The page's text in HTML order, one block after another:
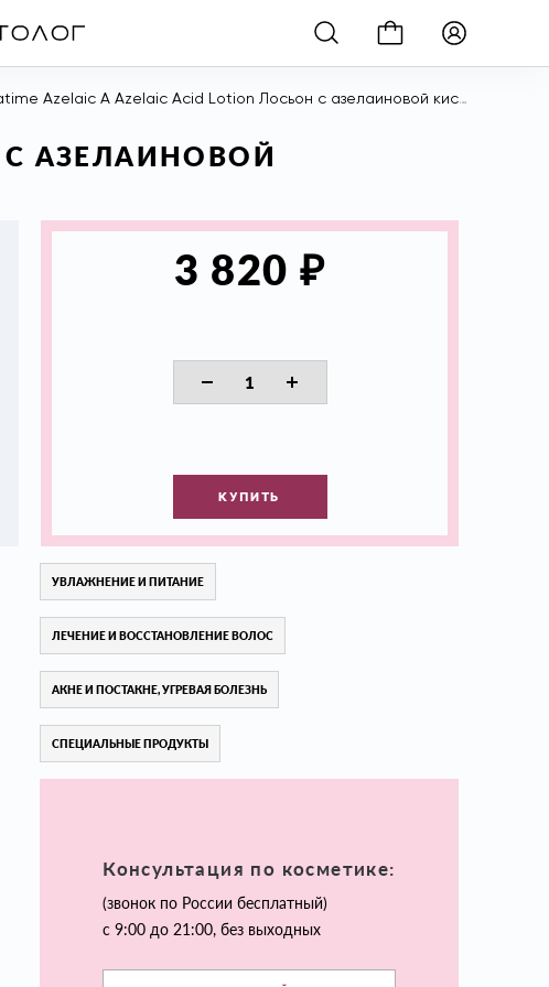
Azelaic A Azelaic Acid Lotion Лосьон с азелаиновой кислотой, 100 мл
С АЗЕЛАИНОВОЙ
3 820 ₽
КУПИТЬ
УВЛАЖНЕНИЕ И ПИТАНИЕ
ЛЕЧЕНИЕ И ВОССТАНОВЛЕНИЕ ВОЛОС
АКНЕ И ПОСТАКНЕ, УГРЕВАЯ БОЛЕЗНЬ
СПЕЦИАЛЬНЫЕ ПРОДУКТЫ
Консультация по косметике:
(звонок по России бесплатный)
с 9:00 до 21:00, без выходных